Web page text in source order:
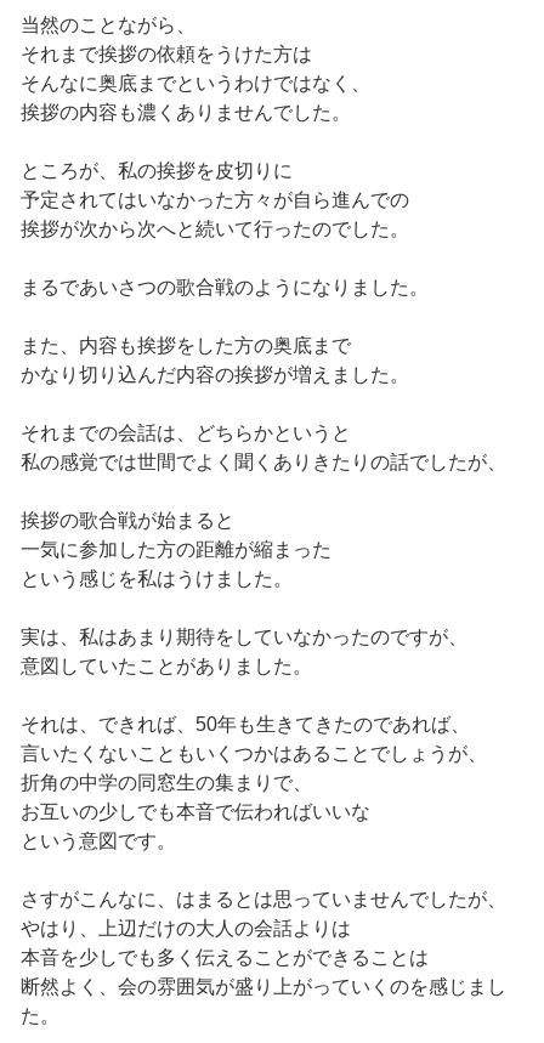
当然のことながら、
それまで挨拶の依頼をうけた方は
そんなに奥底までというわけではなく、
挨拶の内容も濃くありませんでした。
ところが、私の挨拶を皮切りに
予定されてはいなかった方々が自ら進んでの
挨拶が次から次へと続いて行ったのでした。
まるであいさつの歌合戦のようになりました。
また、内容も挨拶をした方の奥底まで
かなり切り込んだ内容の挨拶が増えました。
それまでの会話は、どちらかというと
私の感覚では世間でよく聞くありきたりの話でしたが、
挨拶の歌合戦が始まると
一気に参加した方の距離が縮まった
という感じを私はうけました。
実は、私はあまり期待をしていなかったのですが、
意図していたことがありました。
それは、できれば、50年も生きてきたのであれば、
言いたくないこともいくつかはあることでしょうが、
折角の中学の同窓生の集まりで、
お互いの少しでも本音で伝わればいいな
という意図です。
さすがこんなに、はまるとは思っていませんでしたが、
やはり、上辺だけの大人の会話よりは
本音を少しでも多く伝えることができることは
断然よく、会の雰囲気が盛り上がっていくのを感じまし
た。